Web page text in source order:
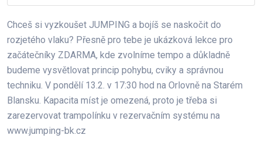
Chceš si vyzkoušet JUMPING a bojíš se naskočit do
rozjetého vlaku? Přesně pro tebe je ukázková lekce pro
začátečníky ZDARMA, kde zvolníme tempo a důkladně
budeme vysvětlovat princip pohybu, cviky a správnou
techniku. V pondělí 13.2. v 17:30 hod na Orlovně na Starém
Blansku. Kapacita míst je omezená, proto je třeba si
zarezervovat trampolínku v rezervačním systému na
www.jumping-bk.cz